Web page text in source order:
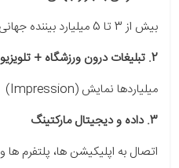
بیش از 3 تا 5 میلیارد بیننده جهانی
2. تبلیغات درون ورزشگاه + تلویزیون
میلیاردها نمایش (Impression)
3. داده و دیجیتال مارکتینگ
اتصال به اپلیکیشن ها، پلتفرم ها و CRM جهانی